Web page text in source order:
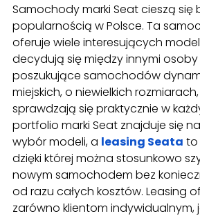
Samochody marki Seat cieszą się
popularnością w Polsce. Ta
oferuje wiele interesujących
decydują się między innymi osoby
poszukujące samochodów
miejskich, o niewielkich
sprawdzają się praktycznie w
portfolio marki Seat znajduje się
wybór modeli, a leasing Seata to
dzięki której można stosunkowo
nowym samochodem bez
od razu całych kosztów. Leasing
zarówno klientom indywidualnym,